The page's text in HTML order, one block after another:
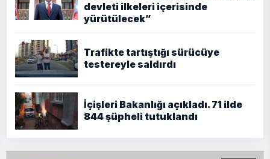
devleti ilkeleri içerisinde
yürütülecek”
Trafikte tartıştığı sürücüye
testereyle saldırdı
İçişleri Bakanlığı açıkladı. 71 ilde
844 şüpheli tutuklandı